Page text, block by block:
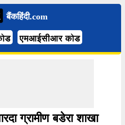
बैंकहिंदी.com
एमआईसीआर कोड
ग्रामीण बडेरा शाखा